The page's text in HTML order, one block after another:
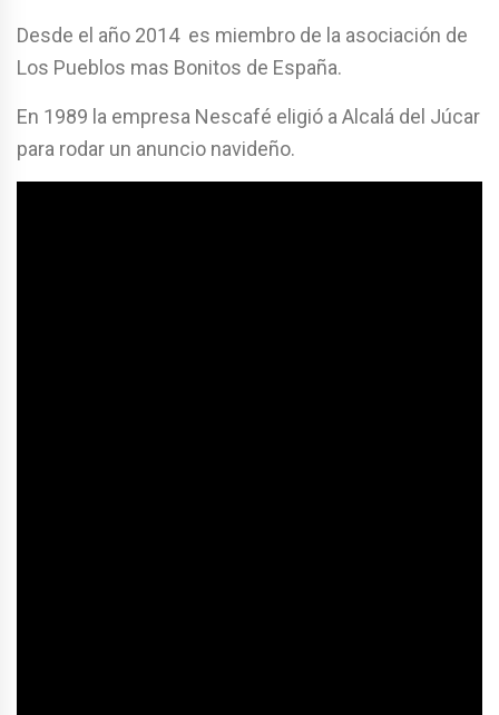
Desde el año 2014 es miembro de la asociación de
Los Pueblos mas Bonitos de España.
En 1989 la empresa Nescafé eligió a Alcalá del Júcar
para rodar un anuncio navideño.